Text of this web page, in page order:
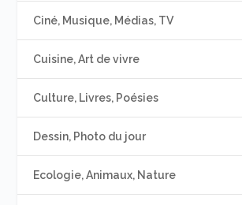
Ciné, Musique, Médias, TV
Cuisine, Art de vivre
Culture, Livres, Poésies
Dessin, Photo du jour
Ecologie, Animaux, Nature